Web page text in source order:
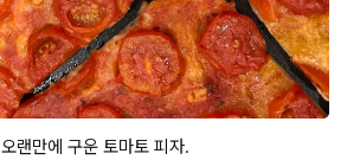
오랜만에 구운 토마토 피자.